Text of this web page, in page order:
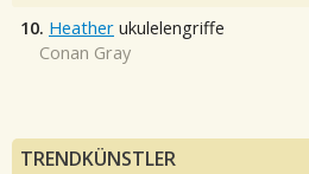
10. Heather ukulelengriffe
Conan Gray
TRENDKÜNSTLER